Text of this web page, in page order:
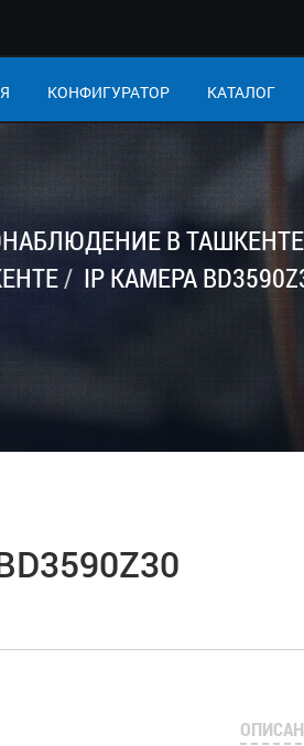
КОНФИГУРАТОР КАТАЛОГ
В ТАШКЕНТЕ
IP КАМЕРА